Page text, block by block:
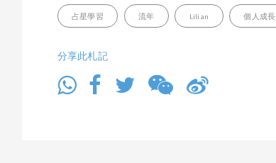
占星學習 流年 Lilian 個人成長
分享此札記